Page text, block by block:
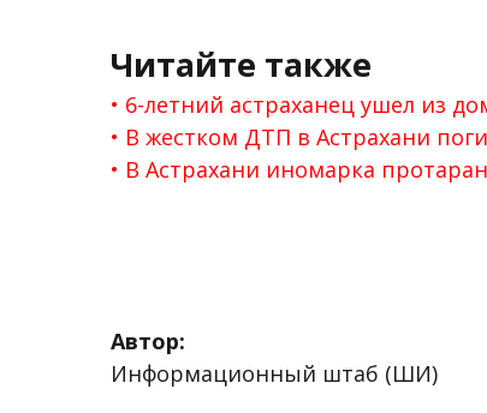
Читайте также
6-летний астраханец ушел из
В жестком ДТП в Астрахани
В Астрахани иномарка
Автор:
Информационный штаб (ШИ)